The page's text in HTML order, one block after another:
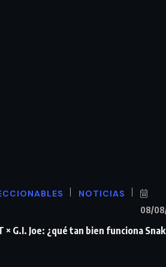
NOTICIAS
08/
× G.I. Joe: ¿qué tan bien funciona